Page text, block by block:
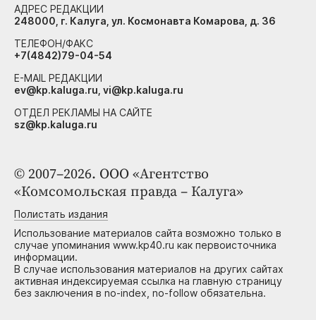
© 2007–2026. ООО «Агентство
«Комсомольская правда – Калуга»
Полистать издания
Использование материалов сайта возможно только в
случае упоминания www.kp40.ru как первоисточника
информации.
В случае использования материалов на других сайтах
активная индексируемая ссылка на главную страницу
без заключения в no-index, no-follow обязательна.
АДРЕС РЕДАКЦИИ
248000, г. Калуга, ул. Космонавта Комарова, д. 36
ТЕЛЕФОН/ФАКС
+7(4842)79-04-54
E-MAIL РЕДАКЦИИ
ev@kp.kaluga.ru, vi@kp.kaluga.ru
ОТДЕЛ РЕКЛАМЫ НА САЙТЕ
sz@kp.kaluga.ru